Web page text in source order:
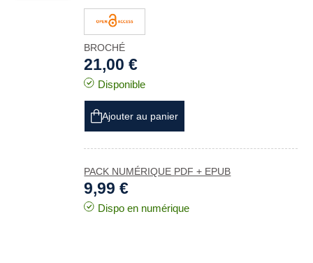
BROCHÉ
21,00 €
Disponible
Ajouter au panier
PACK NUMÉRIQUE PDF + EPUB
9,99 €
Dispo en numérique